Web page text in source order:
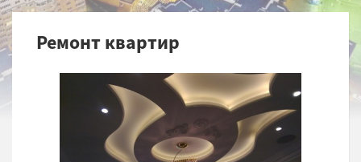
Ремонт квартир